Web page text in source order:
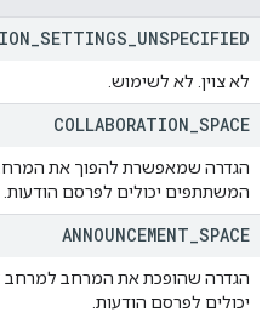
SETTINGS UNSPECIFIED
לא צוין. לא לשימוש.
COLLABORATION SPACE
הגדרה שמאפשרת להפוך את
המשתתפים יכולים לפרסם הודעות.
ANNOUNCEMENT SPACE
הגדרה שהופכת את המרחב למרחב
יכולים לפרסם הודעות.